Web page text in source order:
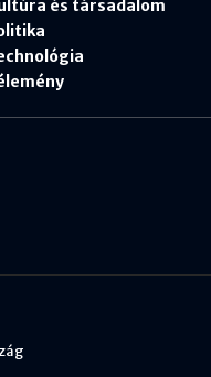
és társadalom